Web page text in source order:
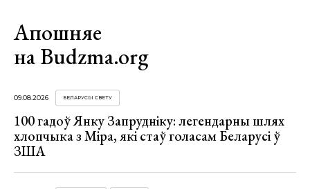
Апошняе
на Budzma.org
09.08.2026 БЕЛАРУСЫ СВЕТУ
100 гадоў Янку Запрудніку: легендарны шлях
хлопчыка з Міра, які стаў голасам Беларусі ў
ЗША